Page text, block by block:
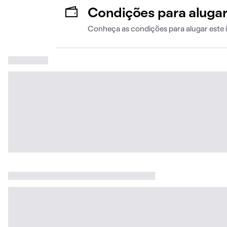
Condições para alugar
Conheça as condições para alugar este